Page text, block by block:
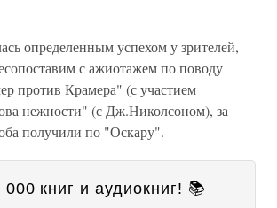
определенным успехом у зрителей,
с ажиотажем по поводу
против Крамера" (с участием
нежности" (с Дж.Николсоном), за
получили по "Оскару".
книг и аудиокниг! 📚